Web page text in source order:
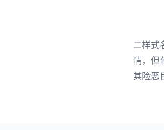
二样式
情，但
其险恶